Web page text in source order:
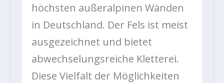
höchsten außeralpinen Wänden
in Deutschland. Der Fels ist meist
ausgezeichnet und bietet
abwechselungsreiche Kletterei.
Diese Vielfalt der Möglichkeiten